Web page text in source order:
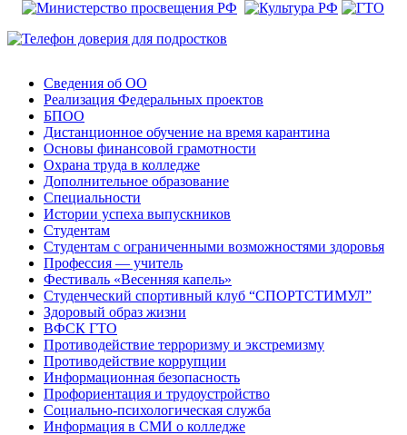
Сведения об ОО
Реализация Федеральных проектов
БПОО
Дистанционное обучение на время карантина
Основы финансовой грамотности
Охрана труда в колледже
Дополнительное образование
Специальности
Истории успеха выпускников
Студентам
Студентам с ограниченными возможностями здоровья
Профессия — учитель
Фестиваль «Весенняя капель»
Студенческий спортивный клуб “СПОРТСТИМУЛ”
Здоровый образ жизни
ВФСК ГТО
Противодействие терроризму и экстремизму
Противодействие коррупции
Информационная безопасность
Профориентация и трудоустройство
Социально-психологическая служба
Информация в СМИ о колледже